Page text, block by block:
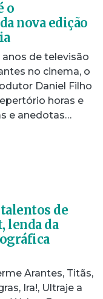
o
nova edição
de televisão
no cinema, o
Daniel Filho
horas e
e anedotas…
de
lenda da
Arantes, Titãs,
Ira!, Ultraje a